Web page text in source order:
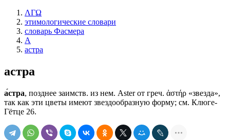
ΛΓΩ
этимологические словари
словарь Фасмера
А
астра
астра
а́стра, позднее заимств. из нем. Aster от греч. ἀστήρ «звезда»,
так как эти цветы имеют звездообразную форму; см. Клюге-
Гётце 26.